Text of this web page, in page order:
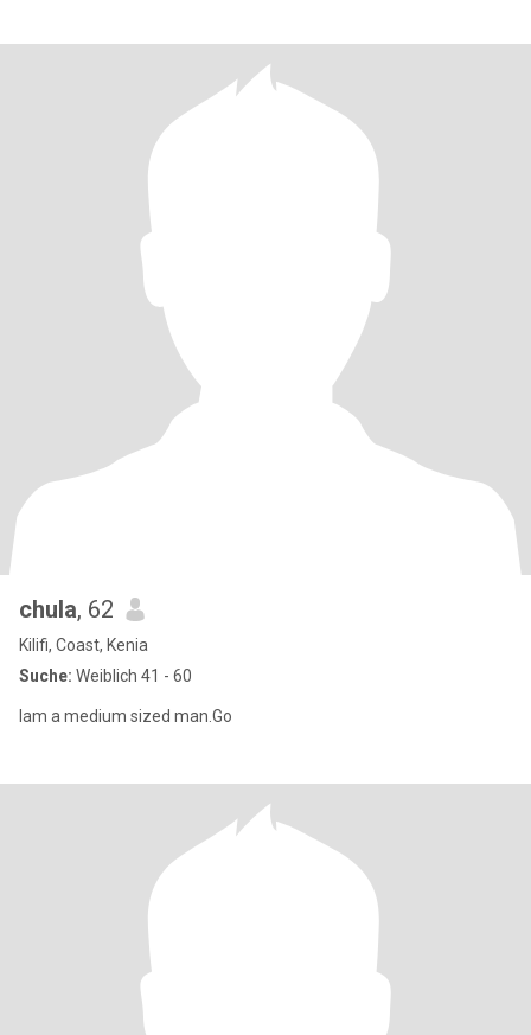
chula, 62
Kilifi, Coast, Kenia
Suche: Weiblich 41 - 60
Iam a medium sized man.Go